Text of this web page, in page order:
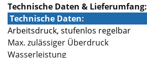
Technische Daten & Lieferumfang:
Technische Daten:
Arbeitsdruck, stufenlos regelbar
Max. zulässiger Überdruck
Wasserleistung